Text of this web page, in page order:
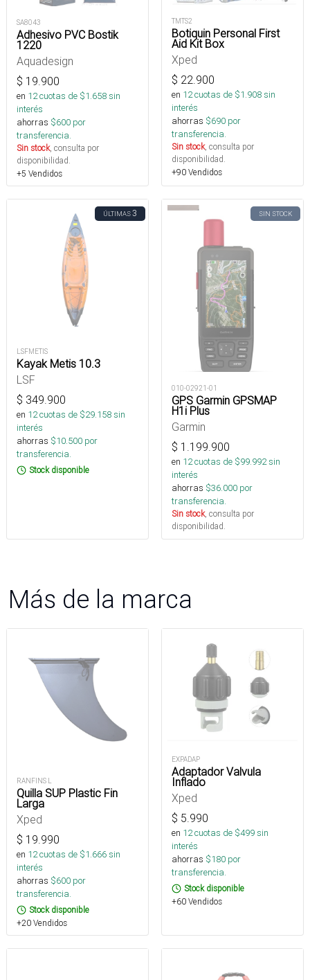
SA8043
Adhesivo PVC Bostik
1220
Aquadesign
$ 19.900
en 12cuotas de $1.658sin
interés
ahorras $600 por
transferencia.
Sin stock, consulta por
disponibilidad.
+5 Vendidos
TMTS2
Botiquin Personal First
Aid Kit Box
Xped
$ 22.900
en 12cuotas de $1.908sin
interés
ahorras $690 por
transferencia.
Sin stock, consulta por
disponibilidad.
+90 Vendidos
ÚLTIMAS3
LSFMETIS
Kayak Metis 10.3
LSF
$ 349.900
en 12cuotas de $29.158sin
interés
ahorras $10.500 por
transferencia.
Stock disponible
SIN STOCK
010-02921-01
GPS Garmin GPSMAP
H1i Plus
Garmin
$ 1.199.900
en 12cuotas de $99.992sin
interés
ahorras $36.000 por
transferencia.
Sin stock, consulta por
disponibilidad.
Más de la marca
RANFINS L
Quilla SUP Plastic Fin
Larga
Xped
$ 19.990
en 12cuotas de $1.666sin
interés
ahorras $600 por
transferencia.
Stock disponible
+20 Vendidos
EXPADAP
Adaptador Valvula
Inflado
Xped
$ 5.990
en 12cuotas de $499sin
interés
ahorras $180 por
transferencia.
Stock disponible
+60 Vendidos